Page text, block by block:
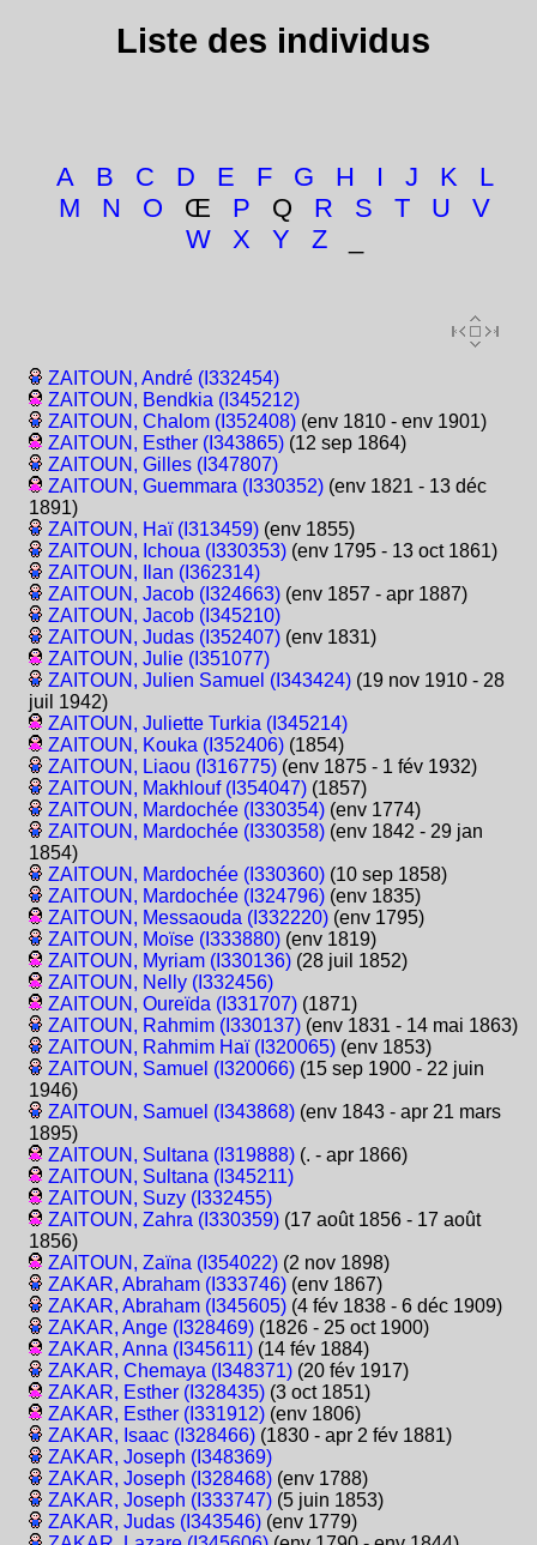
Liste des individus
A B C D E F G H I J K
L
M
N O Œ P Q R S T U
V
W
X Y Z
ZAITOUN, André (I332454)
ZAITOUN, Bendkia (I345212)
ZAITOUN, Chalom (I352408) (env 1810 - env 1901)
ZAITOUN, Esther (I343865) (12 sep 1864)
ZAITOUN, Gilles (I347807)
ZAITOUN, Guemmara (I330352) (env 1821 - 13 déc
1891)
ZAITOUN, Haï (I313459) (env 1855)
ZAITOUN, Ichoua (I330353) (env 1795 - 13 oct 1861)
ZAITOUN, Ilan (I362314)
ZAITOUN, Jacob (I324663) (env 1857 - apr 1887)
ZAITOUN, Jacob (I345210)
ZAITOUN, Judas (I352407) (env 1831)
ZAITOUN, Julie (I351077)
ZAITOUN, Julien Samuel (I343424) (19 nov 1910 - 28
juil 1942)
ZAITOUN, Juliette Turkia (I345214)
ZAITOUN, Kouka (I352406) (1854)
ZAITOUN, Liaou (I316775) (env 1875 - 1 fév 1932)
ZAITOUN, Makhlouf (I354047) (1857)
ZAITOUN, Mardochée (I330354) (env 1774)
ZAITOUN, Mardochée (I330358) (env 1842 - 29 jan
1854)
ZAITOUN, Mardochée (I330360) (10 sep 1858)
ZAITOUN, Mardochée (I324796) (env 1835)
ZAITOUN, Messaouda (I332220) (env 1795)
ZAITOUN, Moïse (I333880) (env 1819)
ZAITOUN, Myriam (I330136) (28 juil 1852)
ZAITOUN, Nelly (I332456)
ZAITOUN, Oureïda (I331707) (1871)
ZAITOUN, Rahmim (I330137) (env 1831 - 14 mai 1863)
ZAITOUN, Rahmim Haï (I320065) (env 1853)
ZAITOUN, Samuel (I320066) (15 sep 1900 - 22 juin
1946)
ZAITOUN, Samuel (I343868) (env 1843 - apr 21 mars
1895)
ZAITOUN, Sultana (I319888) (. - apr 1866)
ZAITOUN, Sultana (I345211)
ZAITOUN, Suzy (I332455)
ZAITOUN, Zahra (I330359) (17 août 1856 - 17 août
1856)
ZAITOUN, Zaïna (I354022) (2 nov 1898)
ZAKAR, Abraham (I333746) (env 1867)
ZAKAR, Abraham (I345605) (4 fév 1838 - 6 déc 1909)
ZAKAR, Ange (I328469) (1826 - 25 oct 1900)
ZAKAR, Anna (I345611) (14 fév 1884)
ZAKAR, Chemaya (I348371) (20 fév 1917)
ZAKAR, Esther (I328435) (3 oct 1851)
ZAKAR, Esther (I331912) (env 1806)
ZAKAR, Isaac (I328466) (1830 - apr 2 fév 1881)
ZAKAR, Joseph (I348369)
ZAKAR, Joseph (I328468) (env 1788)
ZAKAR, Joseph (I333747) (5 juin 1853)
ZAKAR, Judas (I343546) (env 1779)